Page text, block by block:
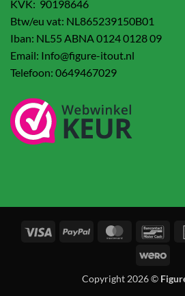
KVK: 90198646
Btw/eu vat: NL865239150B01
Iban: NL55 ABNA 0124 0128 09
Email: Info@figure-itout.nl
Telefoon: 0649467029
Visa PayPal MasterCard
Wero
Copyright 2026 ©